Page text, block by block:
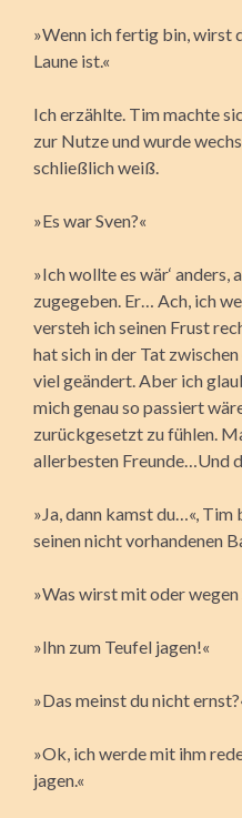
»Wenn ich fertig bin, wirst
Laune ist.«
Ich erzählte. Tim machte
zur Nutze und wurde
schließlich weiß.
»Es war Sven?«
»Ich wollte es wär‘ anders,
zugegeben. Er… Ach, ich
versteh ich seinen Frust
hat sich in der Tat
viel geändert. Aber ich
mich genau so passiert
zurückgesetzt zu fühlen.
allerbesten Freunde…Und
»Ja, dann kamst du…«,
seinen nicht vorhandenen
»Was wirst mit oder wegen
»Ihn zum Teufel jagen!«
»Das meinst du nicht
»Ok, ich werde mit ihm
jagen.«